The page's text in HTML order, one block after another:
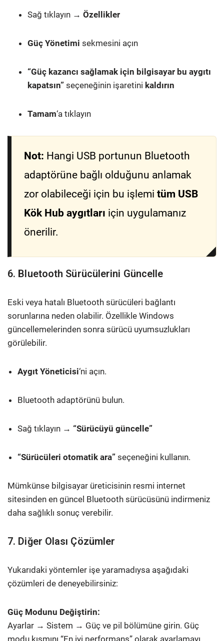
Sağ tıklayın → Özellikler
Güç Yönetimi sekmesini açın
“Güç kazancı sağlamak için bilgisayar bu aygıtı
kapatsın” seçeneğinin işaretini kaldırın
Tamam‘a tıklayın
Not: Hangi USB portunun Bluetooth
adaptörüne bağlı olduğunu anlamak
zor olabileceği için bu işlemi tüm USB
Kök Hub aygıtları için uygulamanız
önerilir.
6. Bluetooth Sürücülerini Güncelle
Eski veya hatalı Bluetooth sürücüleri bağlantı
sorunlarına neden olabilir. Özellikle Windows
güncellemelerinden sonra sürücü uyumsuzlukları
görülebilir.
Aygıt Yöneticisi‘ni açın.
Bluetooth adaptörünü bulun.
Sağ tıklayın → “Sürücüyü güncelle”
“Sürücüleri otomatik ara” seçeneğini kullanın.
Mümkünse bilgisayar üreticisinin resmi internet
sitesinden en güncel Bluetooth sürücüsünü indirmeniz
daha sağlıklı sonuç verebilir.
7. Diğer Olası Çözümler
Yukarıdaki yöntemler işe yaramadıysa aşağıdaki
çözümleri de deneyebilirsiniz:
Güç Modunu Değiştirin:
Ayarlar → Sistem → Güç ve pil bölümüne girin. Güç